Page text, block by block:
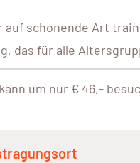
schonende Art
das für alle
um nur € 46,-